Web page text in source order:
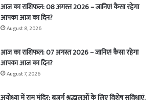
आज का राशिफल: 08 अगस्त 2026 – जानिए! कैसा रहेगा
आपका आज का दिन?
August 8, 2026
आज का राशिफल: 07 अगस्त 2026 – जानिए! कैसा रहेगा
आपका आज का दिन?
August 7, 2026
अयोध्या में राम मंदिर: बुजुर्ग श्रद्धालुओं के लिए विशेष सुविधाएं,